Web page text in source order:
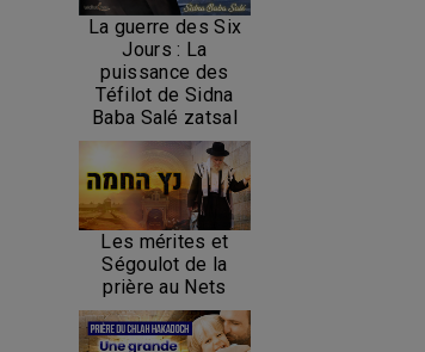
La guerre des Six
Jours : La
puissance des
Téfilot de Sidna
Baba Salé zatsal
Les mérites et
Ségoulot de la
prière au Nets